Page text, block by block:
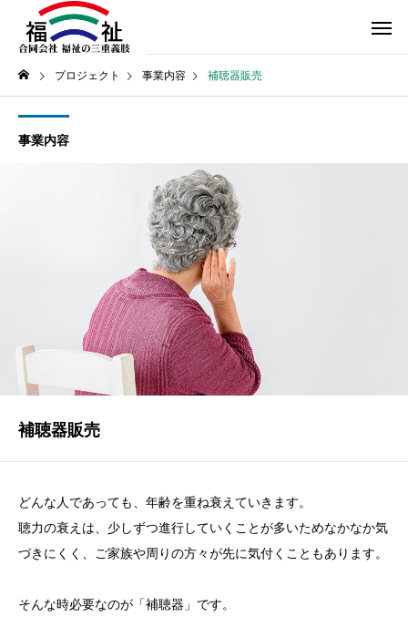
プロジェクト 事業内容 補聴器販売
事業内容
補聴器販売
どんな人であっても、年齢を重ね衰えていきます。
聴力の衰えは、少しずつ進行していくことが多いためなかなか気
づきにくく、ご家族や周りの方々が先に気付くこともあります。
そんな時必要なのが「補聴器」です。